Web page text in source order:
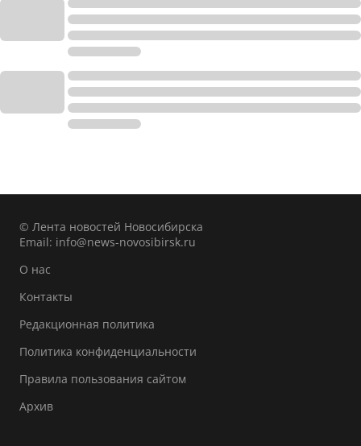
© Лента новостей Новосибирска
Email: info@news-novosibirsk.ru
О нас
Контакты
Редакционная политика
Политика конфиденциальности
Правила пользования сайтом
Архив